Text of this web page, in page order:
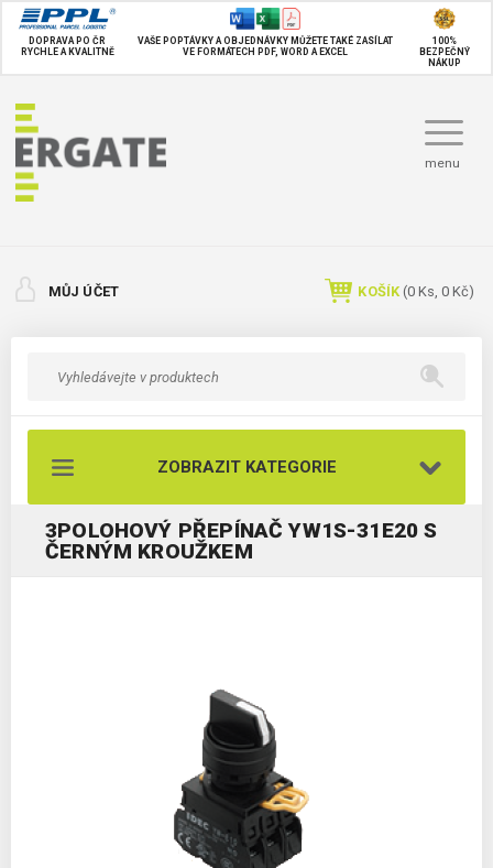
DOPRAVA PO ČR
RYCHLE A KVALITNĚ
VAŠE POPTÁVKY A OBJEDNÁVKY MŮŽETE TAKÉ ZASÍLAT
VE FORMÁTECH PDF, WORD A EXCEL
100%
BEZPEČNÝ
NÁKUP
menu
MŮJ ÚČET KOŠÍK (0 Ks, 0 Kč)
ZOBRAZIT KATEGORIE
3POLOHOVÝ PŘEPÍNAČ YW1S-31E20 S
ČERNÝM KROUŽKEM